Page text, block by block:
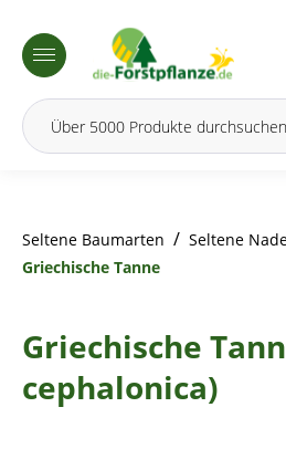
springen
Seltene Baumarten / Seltene
Griechische Tanne
Griechische
cephalonica)